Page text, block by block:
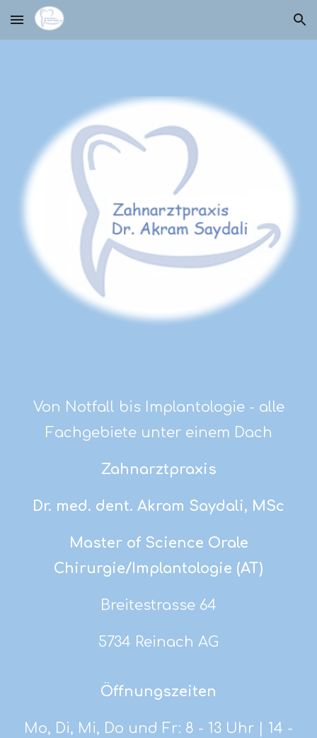
Skip to main content Skip to navigation
Von Notfall bis Implantologie - alle
Fachgebiete unter einem Dach
Zahnarztpraxis
Dr. med. dent. Akram Saydali, MSc
Master of Science Orale
Chirurgie/Implantologie (AT)
Breitestrasse 64
5734 Reinach AG
Öffnungszeiten
Mo, Di, Mi, Do und Fr: 8 - 13 Uhr | 14 -